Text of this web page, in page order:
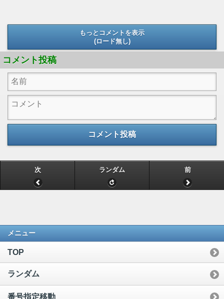
もっとコメントを表示
(ロード無し)
コメント投稿
コメント投稿
次 ランダム 前
メニュー
TOP
ランダム
番号指定移動